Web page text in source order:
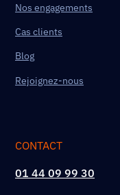
Nos engagements
Cas clients
Blog
Rejoignez-nous
CONTACT
01 44 09 99 30